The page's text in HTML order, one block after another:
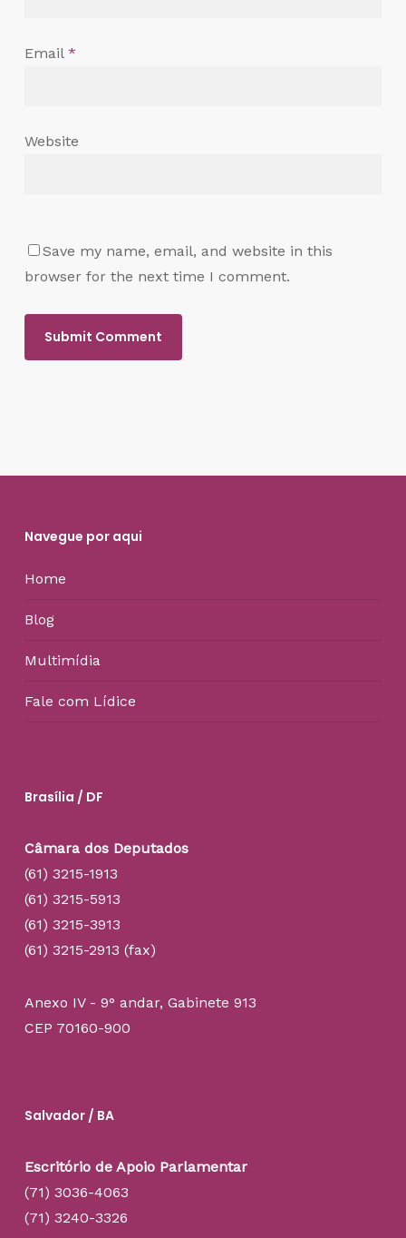
Email *
Website
Save my name, email, and website in this
browser for the next time I comment.
Navegue por aqui
Home
Blog
Multimídia
Fale com Lídice
Brasília / DF
Câmara dos Deputados
(61) 3215-1913
(61) 3215-5913
(61) 3215-3913
(61) 3215-2913 (fax)
Anexo IV - 9° andar, Gabinete 913
CEP 70160-900
Salvador / BA
Escritório de Apoio Parlamentar
(71) 3036-4063
(71) 3240-3326